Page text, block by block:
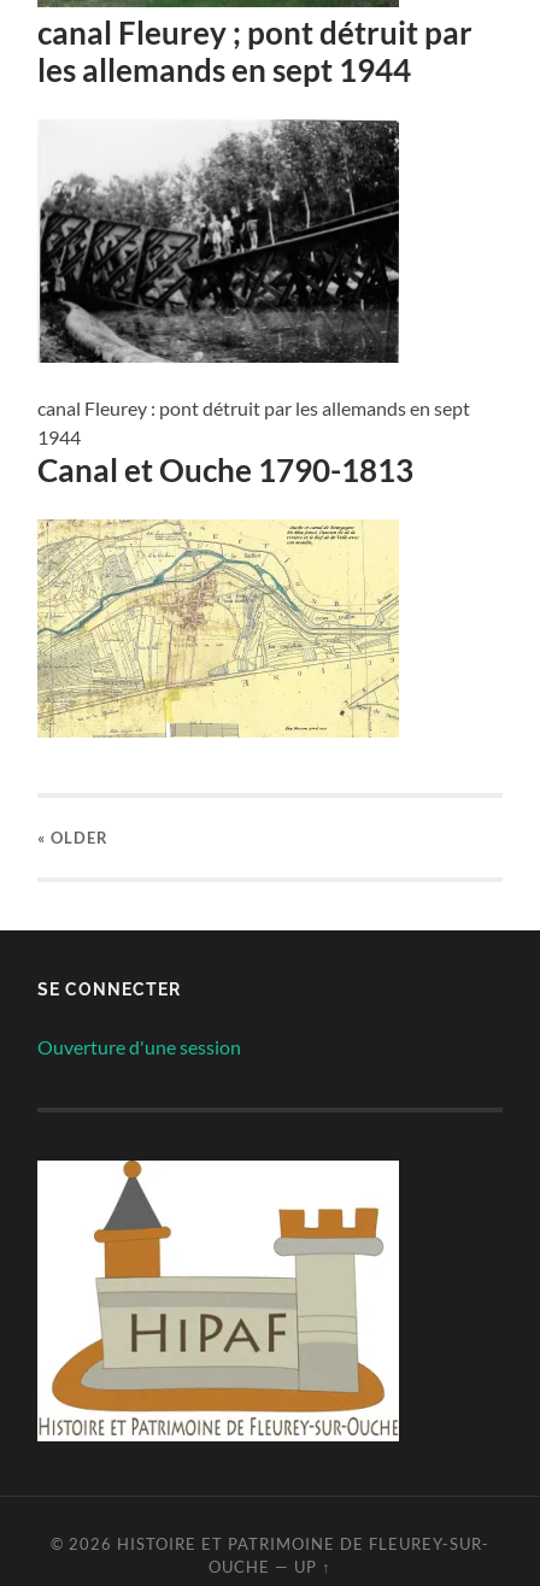
canal Fleurey ; pont détruit par
les allemands en sept 1944
canal Fleurey : pont détruit par les allemands en sept
1944
Canal et Ouche 1790-1813
« OLDER
SE CONNECTER
Ouverture d'une session
© 2026 HISTOIRE ET PATRIMOINE DE FLEUREY-SUR-
OUCHE — UP ↑